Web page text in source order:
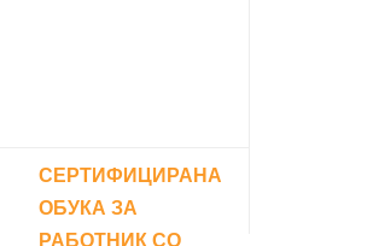
СЕРТИФИЦИРАНА
ОБУКА ЗА